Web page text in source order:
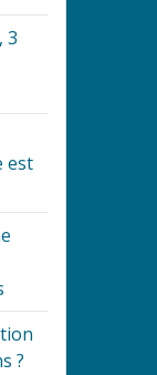
3
est
?